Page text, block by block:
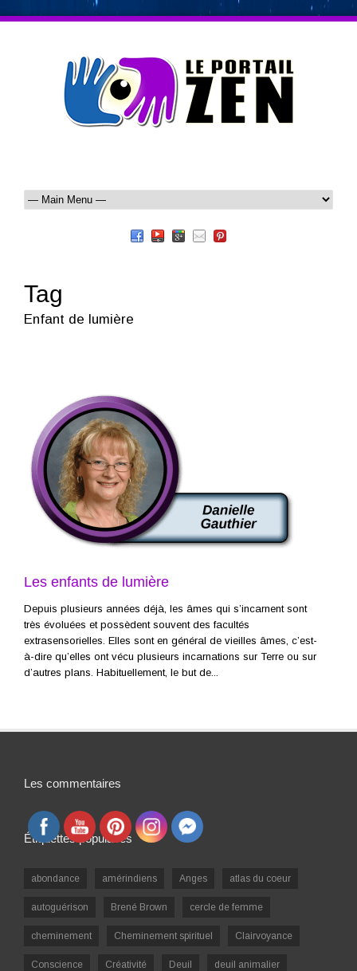
Tag
Enfant de lumière
Les enfants de lumière
Depuis plusieurs années déjà, les âmes qui s’incarnent sont
très évoluées et possèdent souvent des facultés
extrasensorielles. Elles sont en général de vieilles âmes, c’est-
à-dire qu’elles ont vécu plusieurs incarnations sur Terre ou sur
d’autres plans. Habituellement, le but de...
Les commentaires
Étiquettes populaires
abondance amérindiens Anges atlas du coeur
autoguérison Brené Brown cercle de femme
cheminement Cheminement spirituel Clairvoyance
Conscience Créativité Deuil deuil animalier